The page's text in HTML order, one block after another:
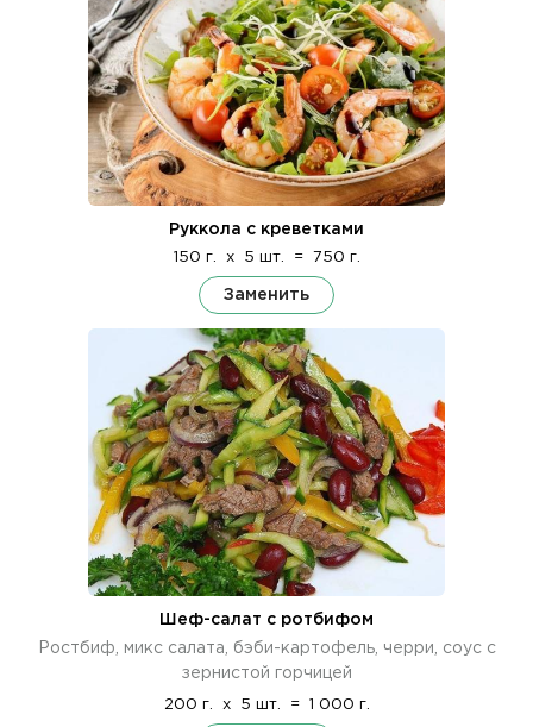
Руккола с креветками
150 г. x 5 шт. = 750 г.
Заменить
Шеф-салат с ротбифом
Ростбиф, микс салата, бэби-картофель, черри, соус с
зернистой горчицей
200 г. x 5 шт. = 1 000 г.